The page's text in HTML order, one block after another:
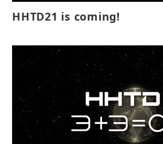
HHTD21 is coming!